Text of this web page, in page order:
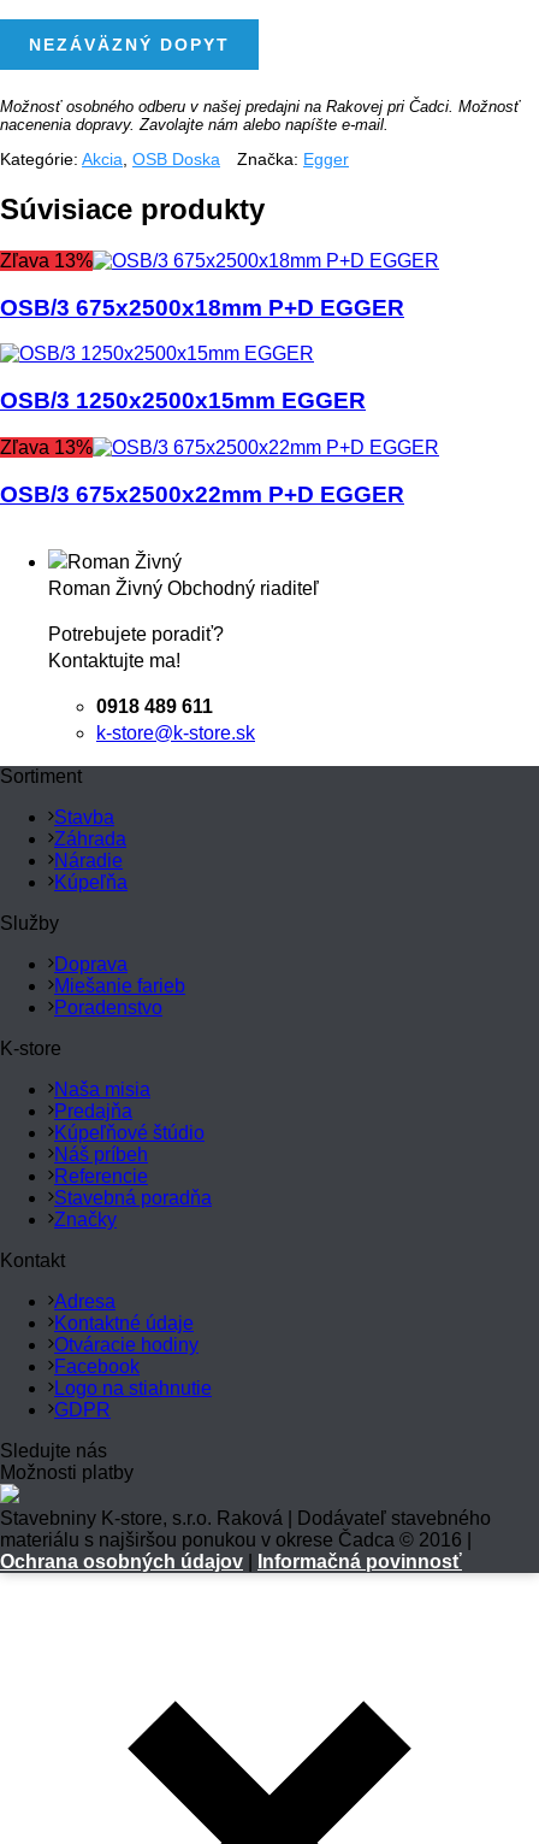
OSB/3
EGGER
NEZÁVÄZNÝ DOPYT
Možnosť osobného odberu v našej predajni na Rakovej pri Čadci. Možnosť
nacenenia dopravy. Zavolajte nám alebo napíšte e-mail.
Kategórie: Akcia OSB Doska Značka: Egger
Súvisiace produkty
Zľava 13%
OSB/3 675x2500x18mm P+D EGGER
OSB/3 1250x2500x15mm EGGER
Zľava 13%
OSB/3 675x2500x22mm P+D EGGER
Roman Živný Obchodný riaditeľ
Potrebujete poradiť?
Kontaktujte ma!
0918 489 611
k-store@k-store.sk
Sortiment
Stavba
Záhrada
Náradie
Kúpeľňa
Služby
Doprava
Miešanie farieb
Poradenstvo
K-store
Naša misia
Predajňa
Kúpeľňové štúdio
Náš príbeh
Referencie
Stavebná poradňa
Značky
Kontakt
Adresa
Kontaktné údaje
Otváracie hodiny
Facebook
Logo na stiahnutie
GDPR
Sledujte nás
Možnosti platby
Stavebniny K-store, s.r.o. Raková | Dodávateľ stavebného
materiálu s najširšou ponukou v okrese Čadca © 2016 |
Ochrana osobných údajov
Informačná povinnosť